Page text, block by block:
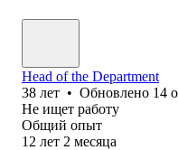
Head of the Department
38 лет • Обновлено 14
Не ищет работу
Общий опыт
12 лет 2 месяца